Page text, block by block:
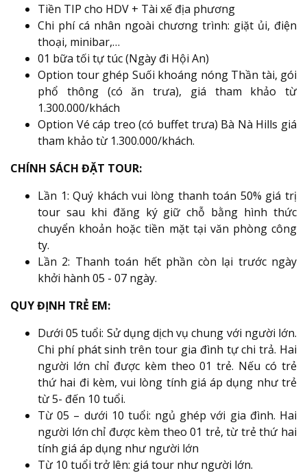
Tiền TIP cho HDV + Tài xế địa phương
Chi phí cá nhân ngoài chương trình: giặt ủi, điện
thoại, minibar,…
01 bữa tối tự túc (Ngày đi Hội An)
Option tour ghép Suối khoáng nóng Thần tài, gói
phổ thông (có ăn trưa), giá tham khảo từ
1.300.000/khách
Option Vé cáp treo (có buffet trưa) Bà Nà Hills giá
tham khảo từ 1.300.000/khách.
CHÍNH SÁCH ĐẶT TOUR:
Lần 1: Quý khách vui lòng thanh toán 50% giá trị
tour sau khi đăng ký giữ chỗ bằng hình thức
chuyển khoản hoặc tiền mặt tại văn phòng công
ty.
Lần 2: Thanh toán hết phần còn lại trước ngày
khởi hành 05 - 07 ngày.
QUY ĐỊNH TRẺ EM:
Dưới 05 tuổi: Sử dụng dịch vụ chung với người lớn.
Chi phí phát sinh trên tour gia đình tự chi trả. Hai
người lớn chỉ được kèm theo 01 trẻ. Nếu có trẻ
thứ hai đi kèm, vui lòng tính giá áp dụng như trẻ
từ 5- đến 10 tuổi.
Từ 05 – dưới 10 tuổi: ngủ ghép với gia đình. Hai
người lớn chỉ được kèm theo 01 trẻ, từ trẻ thứ hai
tính giá áp dụng như người lớn
Từ 10 tuổi trở lên: giá tour như người lớn.